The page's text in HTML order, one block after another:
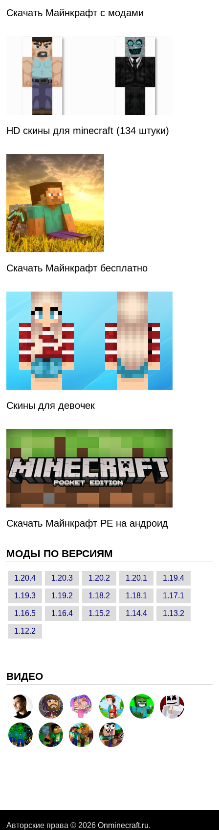
Скачать Майнкрафт с модами
HD скины для minecraft (134 штуки)
Скачать Майнкрафт бесплатно
Скины для девочек
Скачать Майнкрафт PE на андроид
МОДЫ ПО ВЕРСИЯМ
1.20.4 1.20.3 1.20.2 1.20.1 1.19.4
1.19.3 1.19.2 1.18.2 1.18.1 1.17.1
1.16.5 1.16.4 1.15.2 1.14.4 1.13.2
1.12.2
ВИДЕО
Авторские права © 2026Onminecraft.ru.